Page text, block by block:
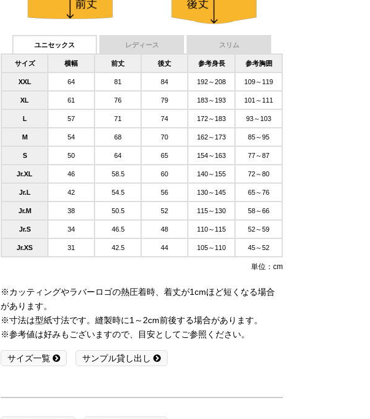
ユニセックス レディース スリム
サイズ 横幅 前丈 後丈 参考身長 参考胸囲
XXL 64 81 84 192～208 109～119
XL 61 76 79 183～193 101～111
L 57 71 74 172～183 93～103
M 54 68 70 162～173 85～95
S 50 64 65 154～163 77～87
Jr.XL 46 58.5 60 140～155 72～80
Jr.L 42 54.5 56 130～145 65～76
Jr.M 38 50.5 52 115～130 58～66
Jr.S 34 46.5 48 110～115 52～59
Jr.XS 31 42.5 44 105～110 45～52
単位：cm
※カッティングやラバーロゴの熱圧着時、着丈が1cmほど短くなる場合
があります。
※寸法は型紙寸法です。縫製時に1～2cm前後する場合があります。
※参考値は好みもございますので、目安としてご参照ください。
サイズ一覧 サンプル貸し出し